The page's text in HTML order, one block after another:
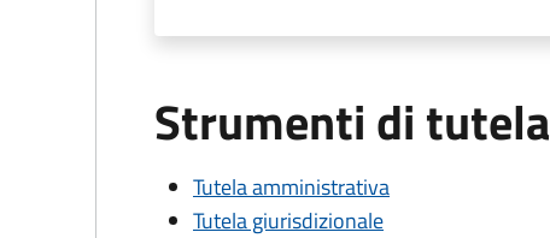
Strumenti di tutela
Tutela amministrativa
Tutela giurisdizionale